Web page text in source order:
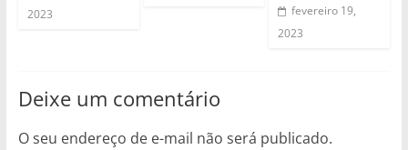
2023
fevereiro 19,
2023
Deixe um comentário
O seu endereço de e-mail não será publicado.